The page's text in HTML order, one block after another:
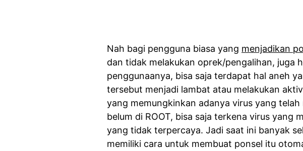
Nah bagi pengguna biasa yang menjadikan
dan tidak melakukan oprek/pengalihan, juga
penggunaanya, bisa saja terdapat hal aneh
tersebut menjadi lambat atau melakukan
yang memungkinkan adanya virus yang
belum di ROOT, bisa saja terkena virus yang
yang tidak terpercaya. Jadi saat ini banyak
memiliki cara untuk membuat ponsel itu